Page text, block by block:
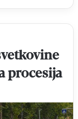
procesija